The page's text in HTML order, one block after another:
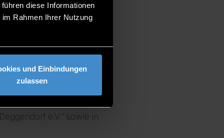
diese Informationen
Rahmen Ihrer Nutzung
und Einbindungen
zulassen
e.V.“ sowie in